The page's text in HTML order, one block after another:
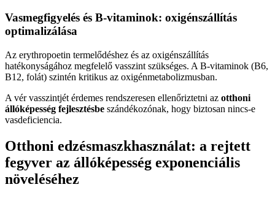
Vasmegfigyelés és B-vitaminok: oxigénszállítás
optimalizálása
Az erythropoetin termelődéshez és az oxigénszállítás
hatékonyságához megfelelő vasszint szükséges. A B-vitaminok (B6,
B12, folát) szintén kritikus az oxigénmetabolizmusban.
A vér vasszintjét érdemes rendszeresen ellenőriztetni az otthoni
állóképesség fejlesztésbe szándékozónak, hogy biztosan nincs-e
vasdeficiencia.
Otthoni edzésmaszkhasználat: a rejtett
fegyver az állóképesség exponenciális
növeléséhez